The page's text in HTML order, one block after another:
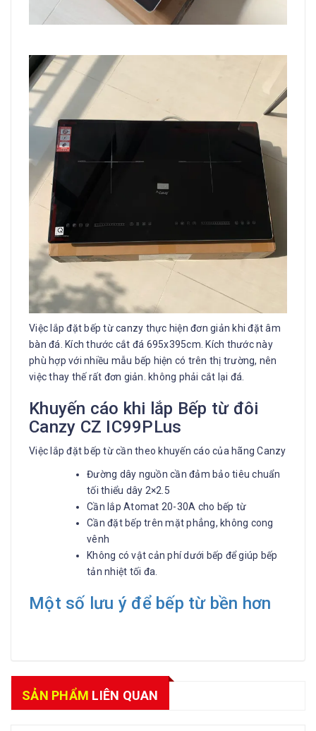
Việc lắp đặt bếp từ canzy thực hiện đơn giản khi đặt âm
bàn đá. Kích thước cắt đá 695x395cm. Kích thước này
phù hợp với nhiều mẫu bếp hiện có trên thị trường, nên
việc thay thế rất đơn giản. không phải cắt lại đá.
Khuyến cáo khi lắp Bếp từ đôi
Canzy CZ IC99PLus
Việc lắp đặt bếp từ cần theo khuyến cáo của hãng Canzy
Đường dây nguồn cần đảm bảo tiêu chuẩn
tối thiểu dây 2×2.5
Cần lắp Atomat 20-30A cho bếp từ
Cần đặt bếp trên mặt phẳng, không cong
vênh
Không có vật cản phí dưới bếp để giúp bếp
tản nhiệt tối đa.
Một số lưu ý để bếp từ bền hơn
SẢN PHẨM LIÊN QUAN